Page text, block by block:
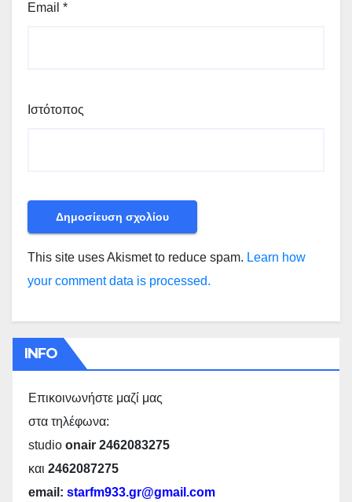
Email *
Ιστότοπος
This site uses Akismet to reduce spam. Learn how
your comment data is processed.
INFO
Επικοινωνήστε μαζί μας
στα τηλέφωνα:
studio onair 2462083275
και 2462087275
email: starfm933.gr@gmail.com